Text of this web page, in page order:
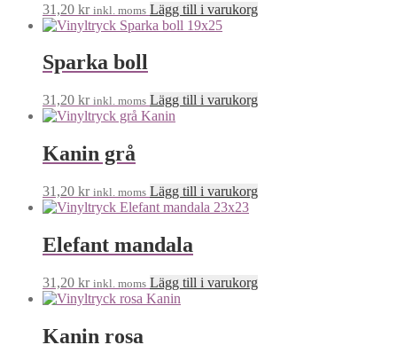
31,20 kr inkl. moms Lägg till i varukorg
Sparka boll
31,20 kr inkl. moms Lägg till i varukorg
Kanin grå
31,20 kr inkl. moms Lägg till i varukorg
Elefant mandala
31,20 kr inkl. moms Lägg till i varukorg
Kanin rosa